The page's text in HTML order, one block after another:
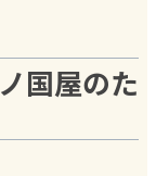
国屋のた